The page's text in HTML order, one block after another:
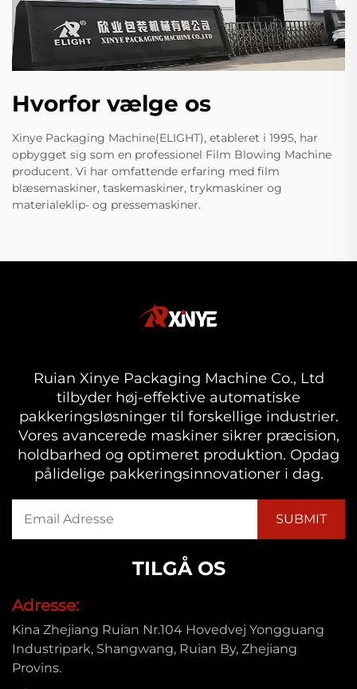
Hvorfor vælge os
Xinye Packaging Machine(ELIGHT), etableret i 1995, har
opbygget sig som en professionel Film Blowing Machine
producent. Vi har omfattende erfaring med film
blæsemaskiner, taskemaskiner, trykmaskiner og
materialeklip- og pressemaskiner.
Ruian Xinye Packaging Machine Co., Ltd
tilbyder høj-effektive automatiske
pakkeringsløsninger til forskellige industrier.
Vores avancerede maskiner sikrer præcision,
holdbarhed og optimeret produktion. Opdag
pålidelige pakkeringsinnovationer i dag.
TILGÅ OS
Adresse:
Kina Zhejiang Ruian Nr.104 Hovedvej Yongguang
Industripark, Shangwang, Ruian By, Zhejiang
Provins.